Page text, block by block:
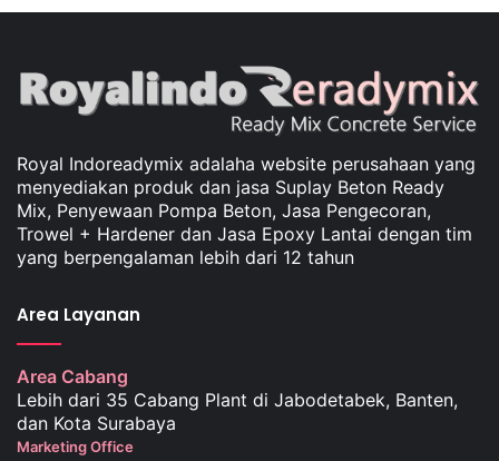
Royal Indoreadymix adalaha website perusahaan yang
menyediakan produk dan jasa Suplay Beton Ready
Mix, Penyewaan Pompa Beton, Jasa Pengecoran,
Trowel + Hardener dan Jasa Epoxy Lantai dengan tim
yang berpengalaman lebih dari 12 tahun
Area Layanan
Area Cabang
Lebih dari 35 Cabang Plant di Jabodetabek, Banten,
dan Kota Surabaya
Marketing Office